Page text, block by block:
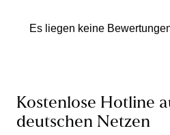
Es liegen keine
Kostenlose Hotline
deutschen Netzen